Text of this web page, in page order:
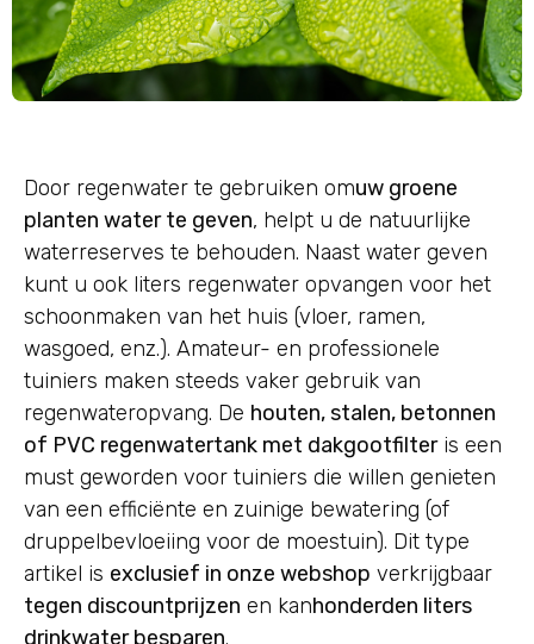
Door regenwater te gebruiken omuw groene
planten water te geven, helpt u de natuurlijke
waterreserves te behouden. Naast water geven
kunt u ook liters regenwater opvangen voor het
schoonmaken van het huis (vloer, ramen,
wasgoed, enz.). Amateur- en professionele
tuiniers maken steeds vaker gebruik van
regenwateropvang. De houten, stalen, betonnen
of PVC regenwatertank met dakgootfilteris een
must geworden voor tuiniers die willen genieten
van een efficiënte en zuinige bewatering (of
druppelbevloeiing voor de moestuin). Dit type
artikel is exclusief in onze webshop verkrijgbaar
tegen discountprijzen en kanhonderden liters
drinkwater besparen.